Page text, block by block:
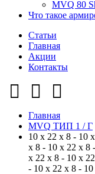
MVQ 80
Что такое
Статьи
Главная
Акции
Контакты
Главная
MVQ ТИП 1 / Г
10 x 22 x 8 - 10
x 8 - 10 x 22 x 8
x 22 x 8 - 10 x
- 10 x 22 x 8 -